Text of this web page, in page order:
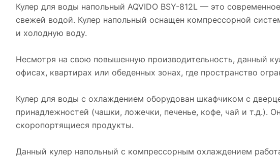
Кулер для воды напольный AQVIDO BSY-812L — это
свежей водой. Кулер напольный оснащен компрессорной
и холодную воду.
Несмотря на свою повышенную производительность, данный
офисах, квартирах или обеденных зонах, где пространство
Кулер для воды с охлаждением оборудован шкафчиком с
принадлежностей (чашки, ложечки, печенье, кофе, чай и т.д.).
скоропортящиеся продукты.
Данный кулер напольный с компрессорным охлаждением